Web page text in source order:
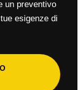
un preventivo
esigenze di